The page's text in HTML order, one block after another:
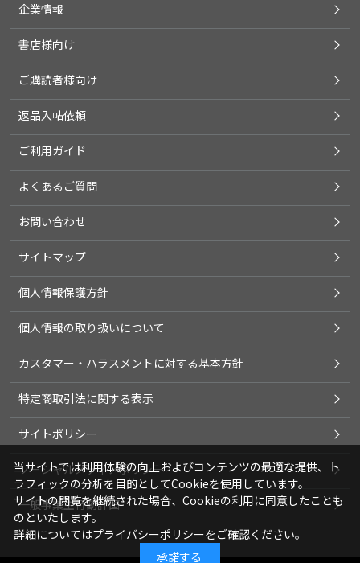
企業情報
書店様向け
ご購読者様向け
返品入帖依頼
ご利用ガイド
よくあるご質問
お問い合わせ
サイトマップ
個人情報保護方針
個人情報の取り扱いについて
カスタマー・ハラスメントに対する基本方針
特定商取引法に関する表示
サイトポリシー
ソーシャルメディアポリシー
一般事業主行動計画
当サイトでは利用体験の向上およびコンテンツの最適な提供、ト
ラフィックの分析を目的としてCookieを使用しています。
サイトの閲覧を継続された場合、Cookieの利用に同意したことも
のといたします。
詳細についてはプライバシーポリシーをご確認ください。
承諾する